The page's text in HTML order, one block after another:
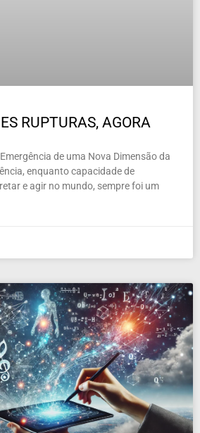
RUPTURAS, AGORA
de uma Nova Dimensão da
enquanto capacidade de
e agir no mundo, sempre foi um